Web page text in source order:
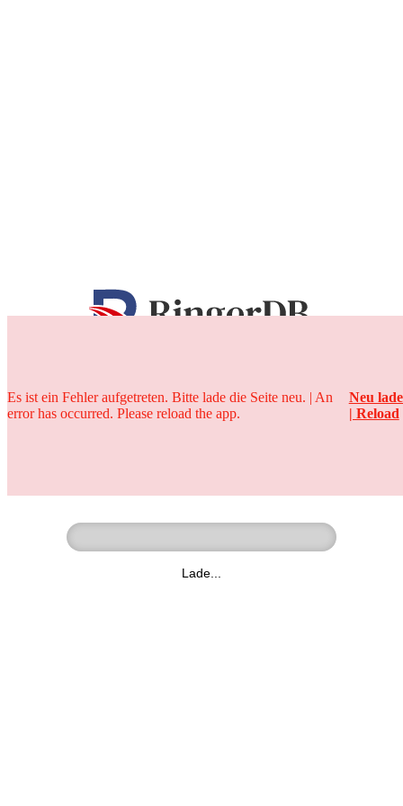
25 Jahre
Lade...
Es ist ein Fehler aufgetreten. Bitte lade die Seite neu. | An
error has occurred. Please reload the app.
Neu
| Reload